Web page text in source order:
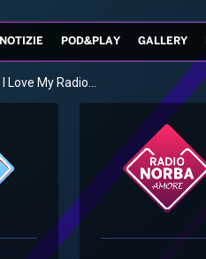
NOTIZIE POD&PLAY GALLERY
I Love My Radio...